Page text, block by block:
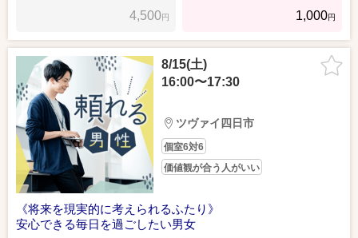
4,500円 1,000円
8/15(土)
16:00〜17:30
ツヴァイ四日市
個室6対6
価値観が合う人がいい
《将来を現実的に考えられるふたり》
安心できる毎日を過ごしたい男女